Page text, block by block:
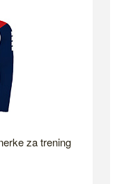
za trening